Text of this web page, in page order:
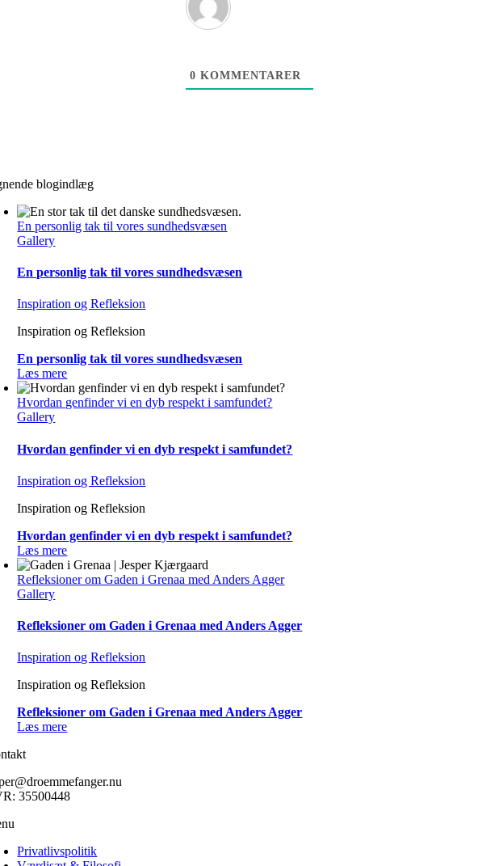
0 KOMMENTARER
blogindlæg
En personlig tak til vores sundhedsvæsen
Gallery
En personlig tak til vores sundhedsvæsen
Inspiration og Refleksion
Inspiration og Refleksion
En personlig tak til vores sundhedsvæsen
Læs mere
Hvordan genfinder vi en dyb respekt i samfundet?
Gallery
Hvordan genfinder vi en dyb respekt i samfundet?
Inspiration og Refleksion
Inspiration og Refleksion
Hvordan genfinder vi en dyb respekt i samfundet?
Læs mere
Refleksioner om Gaden i Grenaa med Anders Agger
Gallery
Refleksioner om Gaden i Grenaa med Anders Agger
Inspiration og Refleksion
Inspiration og Refleksion
Refleksioner om Gaden i Grenaa med Anders Agger
Læs mere
35500448
Privatlivspolitik